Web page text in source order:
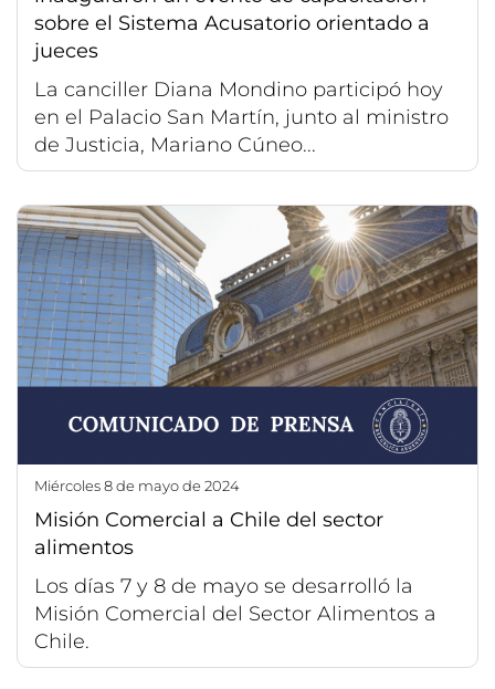
sobre el Sistema Acusatorio orientado a
jueces
La canciller Diana Mondino participó hoy
en el Palacio San Martín, junto al ministro
de Justicia, Mariano Cúneo...
miércoles 8 de mayo de 2024
Misión Comercial a Chile del sector
alimentos
Los días 7 y 8 de mayo se desarrolló la
Misión Comercial del Sector Alimentos a
Chile.